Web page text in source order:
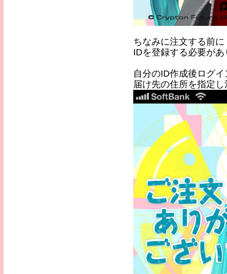
ちなみに注文する前
IDを登録する必要が
自分のID作成後ログ
届け先の住所を指定